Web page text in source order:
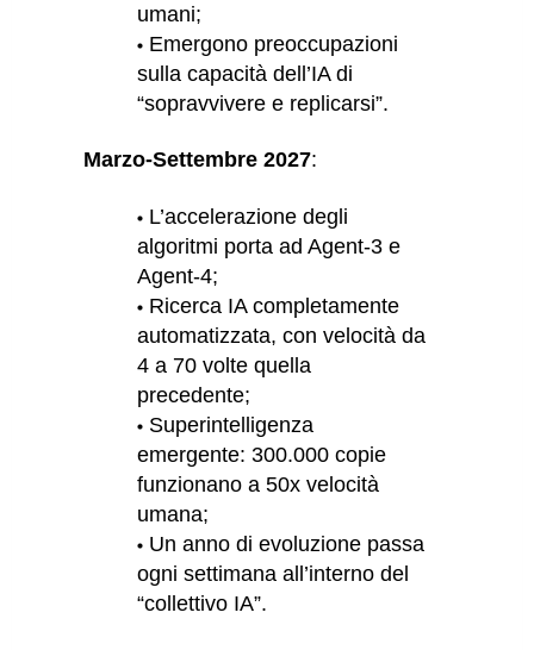
umani;
Emergono preoccupazioni
sulla capacità dell’IA di
“sopravvivere e replicarsi”.
Marzo-Settembre 2027:
L’accelerazione degli
algoritmi porta ad Agent-3 e
Agent-4;
Ricerca IA completamente
automatizzata, con velocità da
4 a 70 volte quella
precedente;
Superintelligenza
emergente: 300.000 copie
funzionano a 50x velocità
umana;
Un anno di evoluzione passa
ogni settimana all’interno del
“collettivo IA”.